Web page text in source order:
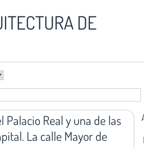
DE
Palacio Real y una de las
La calle Mayor de